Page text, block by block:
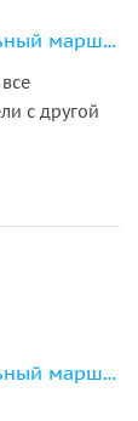
«По водному сердцу города» — уникальный маршрут на 11-местном катере
с другой
«По водному сердцу города» — уникальный маршрут на 11-местном катере